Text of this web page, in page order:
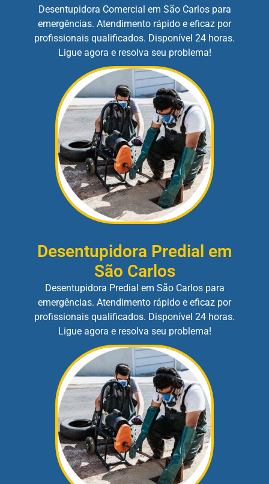
Desentupidora Comercial em São Carlos para
emergências. Atendimento rápido e eficaz por
profissionais qualificados. Disponível 24 horas.
Ligue agora e resolva seu problema!
Desentupidora Predial em
São Carlos
Desentupidora Predial em São Carlos para
emergências. Atendimento rápido e eficaz por
profissionais qualificados. Disponível 24 horas.
Ligue agora e resolva seu problema!